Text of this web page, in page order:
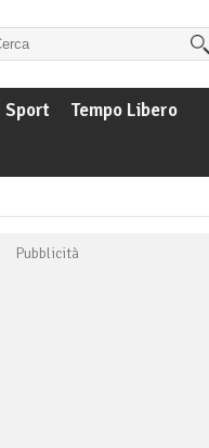
Sport
Tempo Libero